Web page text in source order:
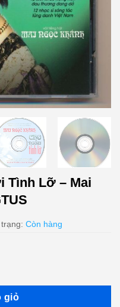
Tình Lỡ – Mai
Còn hàng
Ngọc Khánh (CDV)
giỏ